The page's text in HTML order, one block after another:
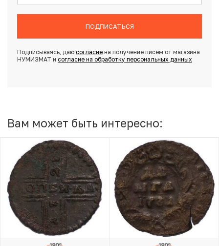
ПОДПИСАТЬСЯ
Подписываясь, даю согласиена получение писем от магазина
НУМИЗМАТ и согласие на обработку персональных данных
Вам может быть интересно: